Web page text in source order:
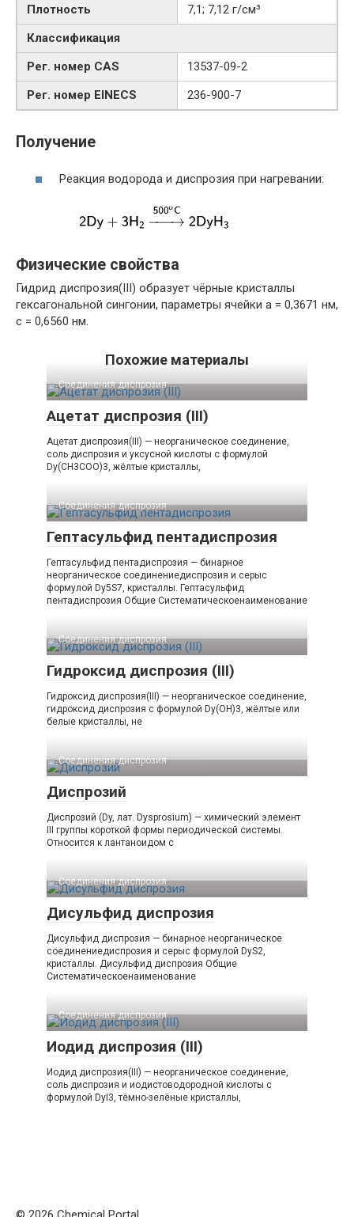
Плотность
7,1; 7,12 г/см³
Классификация
Рег. номер CAS
13537-09-2
Рег. номер EINECS
236-900-7
Получение
Реакция водорода и диспрозия при нагревании:
Физические свойства
Гидрид диспрозия(III) образует чёрные кристаллы
гексагональной сингонии, параметры ячейки a = 0,3671 нм,
c = 0,6560 нм.
Похожие материалы
Соединения диспрозия‎ ‎
Ацетат диспрозия (III)
Ацетат диспрозия(III) — неорганическое соединение,
соль диспрозия и уксусной кислоты с формулой
Dy(CH3COO)3, жёлтые кристаллы,
Соединения диспрозия‎ ‎
Гептасульфид пентадиспрозия
Гептасульфид пентадиспрозия — бинарное
неорганическое соединениедиспрозия и серыс
формулой Dy5S7, кристаллы. Гептасульфид
пентадиспрозия Общие Систематическоенаименование
Соединения диспрозия‎ ‎
Гидроксид диспрозия (III)
Гидроксид диспрозия(III) — неорганическое соединение,
гидроксид диспрозия с формулой Dy(OH)3, жёлтые или
белые кристаллы, не
Соединения диспрозия‎ ‎
Диспрозий
Диспрозий (Dy, лат. Dysprosium) — химический элемент
III группы короткой формы периодической системы.
Относится к лантаноидом с
Соединения диспрозия‎ ‎
Дисульфид диспрозия
Дисульфид диспрозия — бинарное неорганическое
соединениедиспрозия и серыс формулой DyS2,
кристаллы. Дисульфид диспрозия Общие
Систематическоенаименование
Соединения диспрозия‎ ‎
Иодид диспрозия (III)
Иодид диспрозия(III) — неорганическое соединение,
соль диспрозия и иодистоводородной кислоты с
формулой DyI3, тёмно-зелёные кристаллы,